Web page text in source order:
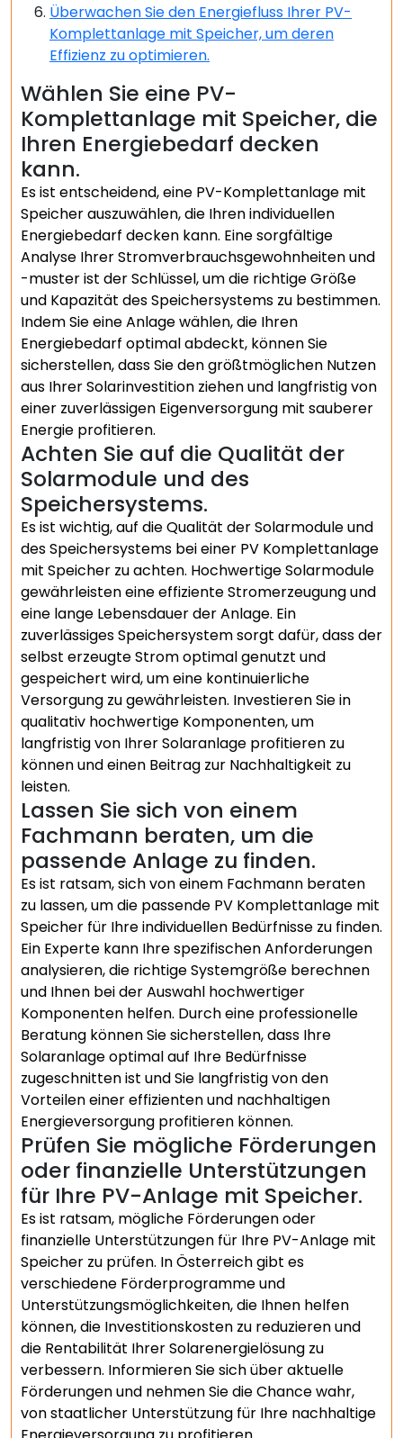
Überwachen Sie den Energiefluss Ihrer PV-
Komplettanlage mit Speicher, um deren
Effizienz zu optimieren.
Wählen Sie eine PV-
Komplettanlage mit Speicher, die
Ihren Energiebedarf decken
kann.
Es ist entscheidend, eine PV-Komplettanlage mit
Speicher auszuwählen, die Ihren individuellen
Energiebedarf decken kann. Eine sorgfältige
Analyse Ihrer Stromverbrauchsgewohnheiten und
-muster ist der Schlüssel, um die richtige Größe
und Kapazität des Speichersystems zu bestimmen.
Indem Sie eine Anlage wählen, die Ihren
Energiebedarf optimal abdeckt, können Sie
sicherstellen, dass Sie den größtmöglichen Nutzen
aus Ihrer Solarinvestition ziehen und langfristig von
einer zuverlässigen Eigenversorgung mit sauberer
Energie profitieren.
Achten Sie auf die Qualität der
Solarmodule und des
Speichersystems.
Es ist wichtig, auf die Qualität der Solarmodule und
des Speichersystems bei einer PV Komplettanlage
mit Speicher zu achten. Hochwertige Solarmodule
gewährleisten eine effiziente Stromerzeugung und
eine lange Lebensdauer der Anlage. Ein
zuverlässiges Speichersystem sorgt dafür, dass der
selbst erzeugte Strom optimal genutzt und
gespeichert wird, um eine kontinuierliche
Versorgung zu gewährleisten. Investieren Sie in
qualitativ hochwertige Komponenten, um
langfristig von Ihrer Solaranlage profitieren zu
können und einen Beitrag zur Nachhaltigkeit zu
leisten.
Lassen Sie sich von einem
Fachmann beraten, um die
passende Anlage zu finden.
Es ist ratsam, sich von einem Fachmann beraten
zu lassen, um die passende PV Komplettanlage mit
Speicher für Ihre individuellen Bedürfnisse zu finden.
Ein Experte kann Ihre spezifischen Anforderungen
analysieren, die richtige Systemgröße berechnen
und Ihnen bei der Auswahl hochwertiger
Komponenten helfen. Durch eine professionelle
Beratung können Sie sicherstellen, dass Ihre
Solaranlage optimal auf Ihre Bedürfnisse
zugeschnitten ist und Sie langfristig von den
Vorteilen einer effizienten und nachhaltigen
Energieversorgung profitieren können.
Prüfen Sie mögliche Förderungen
oder finanzielle Unterstützungen
für Ihre PV-Anlage mit Speicher.
Es ist ratsam, mögliche Förderungen oder
finanzielle Unterstützungen für Ihre PV-Anlage mit
Speicher zu prüfen. In Österreich gibt es
verschiedene Förderprogramme und
Unterstützungsmöglichkeiten, die Ihnen helfen
können, die Investitionskosten zu reduzieren und
die Rentabilität Ihrer Solarenergielösung zu
verbessern. Informieren Sie sich über aktuelle
Förderungen und nehmen Sie die Chance wahr,
von staatlicher Unterstützung für Ihre nachhaltige